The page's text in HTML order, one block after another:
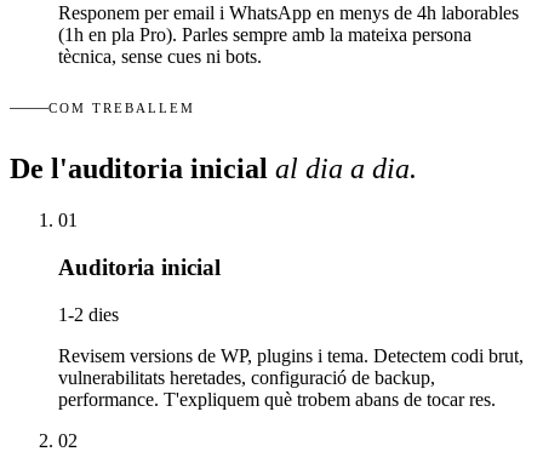
Responem per email i WhatsApp en menys de 4h laborables
(1h en pla Pro). Parles sempre amb la mateixa persona
tècnica, sense cues ni bots.
COM TREBALLEM
De l'auditoria inicial al dia a dia.
01
Auditoria inicial
1-2 dies
Revisem versions de WP, plugins i tema. Detectem codi brut,
vulnerabilitats heretades, configuració de backup,
performance. T'expliquem què trobem abans de tocar res.
02